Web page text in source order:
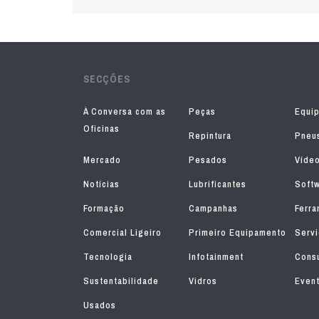
SECÇÕES
À Conversa com as
Oficinas
Peças
Repintura
Mercado
Pesados
Notícias
Lubrificantes
Formação
Campanhas
Comercial Ligeiro
Primeiro Equipamento
Tecnologia
Infotainment
Sustentabilidade
Vidros
Usados